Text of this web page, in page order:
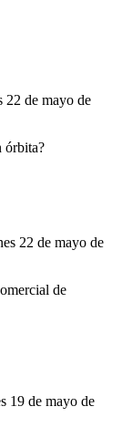
22 de mayo de
22 de mayo de
19 de mayo de